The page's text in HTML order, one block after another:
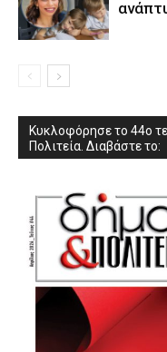
Κυκλοφόρησε το 44ο
Πολιτεία. Διαβάστε το: